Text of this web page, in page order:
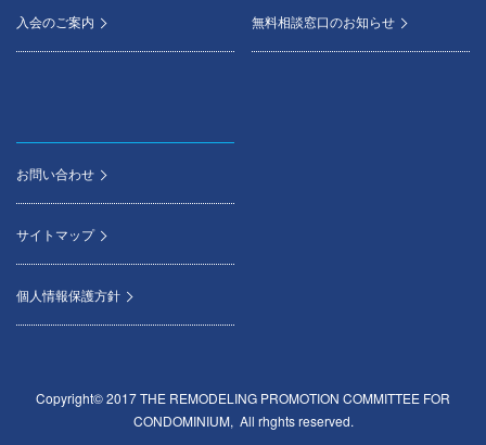
入会のご案内 無料相談窓口のお知らせ
お問い合わせ
サイトマップ
個人情報保護方針
Copyright© 2017 THE REMODELING PROMOTION COMMITTEE FOR
CONDOMINIUM, All rhghts reserved.